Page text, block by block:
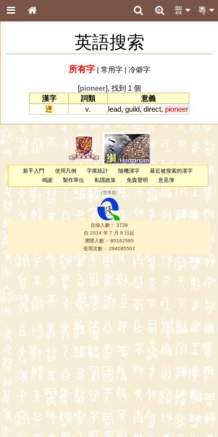
粵
普
英語搜索
所有字| 常用字| 冷僻字
[pioneer], 找到 1 個
漢字
詞類
意義
䢦
v. lead, guild, direct, pioneer
新手入門 使用凡例 字庫統計 隨機漢字
最近被搜索的漢字
鳴謝
製作單位 私隱政策 免責聲明 意見簿
（管理員 ）
在線人數： 3739
自 2014 年 7 月 8 日起
瀏覽人數： 80162585
使用次數： 294095507